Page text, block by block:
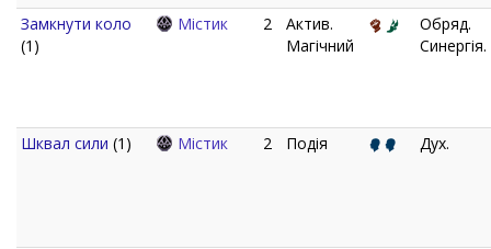
Замкнути коло
(1)
Містик 2
Актив.
Магічний
Обряд.
Синергія.
Шквал сили (1) Містик 2 Подія Дух.